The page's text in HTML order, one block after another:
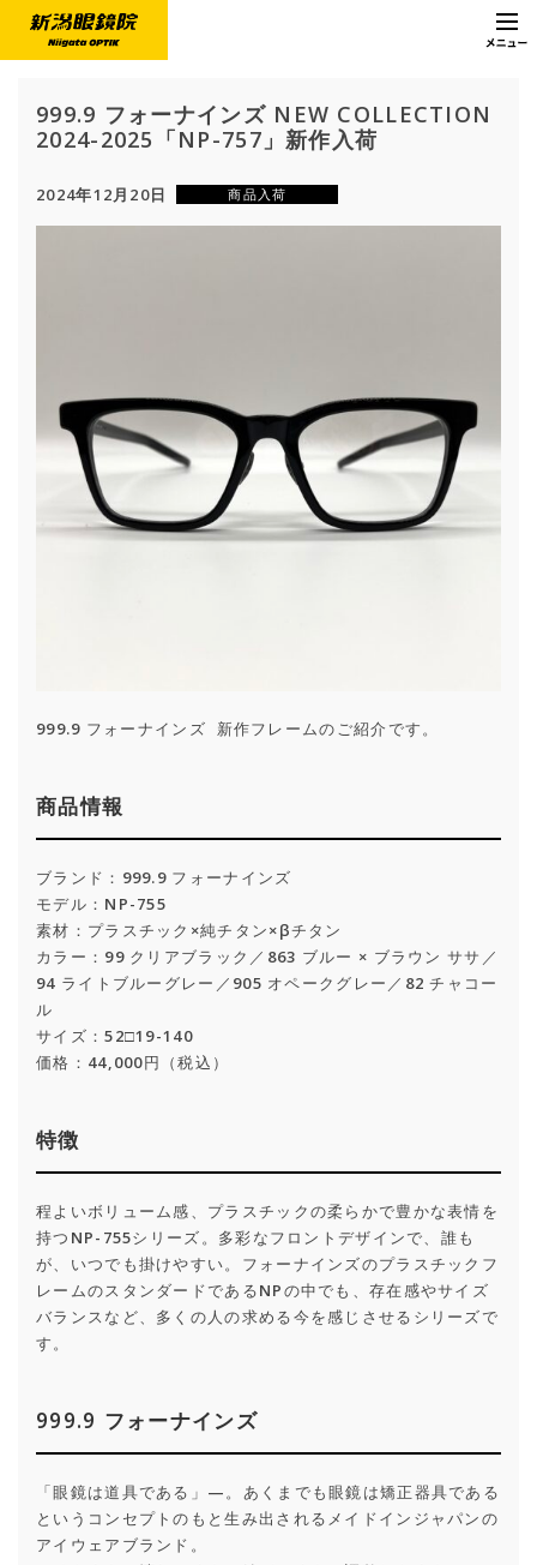
999.9 フォーナインズ NEW COLLECTION
2024-2025「NP-757」新作入荷
2024年12月20日 商品入荷
999.9 フォーナインズ 新作フレームのご紹介です。
商品情報
ブランド：999.9 フォーナインズ
モデル：NP-755
素材：プラスチック×純チタン×βチタン
カラー：99 クリアブラック／863 ブルー × ブラウン ササ／
94 ライトブルーグレー／905 オペークグレー／82 チャコー
ル
サイズ：52□19-140
価格：44,000円（税込）
特徴
程よいボリューム感、プラスチックの柔らかで豊かな表情を
持つNP-755シリーズ。多彩なフロントデザインで、誰も
が、いつでも掛けやすい。フォーナインズのプラスチックフ
レームのスタンダードであるNPの中でも、存在感やサイズ
バランスなど、多くの人の求める今を感じさせるシリーズで
す。
999.9 フォーナインズ
「眼鏡は道具である」—。あくまでも眼鏡は矯正器具である
というコンセプトのもと生み出されるメイドインジャパンの
アイウェアブランド。